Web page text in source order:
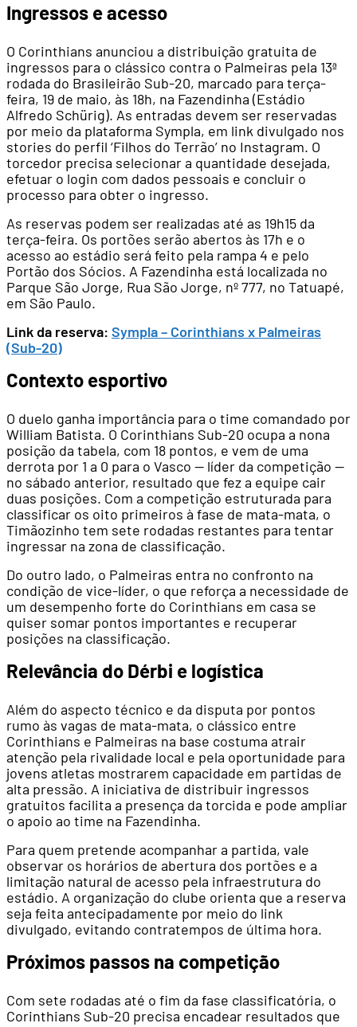
Ingressos e acesso
O Corinthians anunciou a distribuição gratuita de
ingressos para o clássico contra o Palmeiras pela 13ª
rodada do Brasileirão Sub-20, marcado para terça-
feira, 19 de maio, às 18h, na Fazendinha (Estádio
Alfredo Schürig). As entradas devem ser reservadas
por meio da plataforma Sympla, em link divulgado nos
stories do perfil ‘Filhos do Terrão’ no Instagram. O
torcedor precisa selecionar a quantidade desejada,
efetuar o login com dados pessoais e concluir o
processo para obter o ingresso.
As reservas podem ser realizadas até as 19h15 da
terça-feira. Os portões serão abertos às 17h e o
acesso ao estádio será feito pela rampa 4 e pelo
Portão dos Sócios. A Fazendinha está localizada no
Parque São Jorge, Rua São Jorge, nº 777, no Tatuapé,
em São Paulo.
Link da reserva: Sympla – Corinthians x Palmeiras
(Sub-20)
Contexto esportivo
O duelo ganha importância para o time comandado por
William Batista. O Corinthians Sub-20 ocupa a nona
posição da tabela, com 18 pontos, e vem de uma
derrota por 1 a 0 para o Vasco — líder da competição —
no sábado anterior, resultado que fez a equipe cair
duas posições. Com a competição estruturada para
classificar os oito primeiros à fase de mata-mata, o
Timãozinho tem sete rodadas restantes para tentar
ingressar na zona de classificação.
Do outro lado, o Palmeiras entra no confronto na
condição de vice-líder, o que reforça a necessidade de
um desempenho forte do Corinthians em casa se
quiser somar pontos importantes e recuperar
posições na classificação.
Relevância do Dérbi e logística
Além do aspecto técnico e da disputa por pontos
rumo às vagas de mata-mata, o clássico entre
Corinthians e Palmeiras na base costuma atrair
atenção pela rivalidade local e pela oportunidade para
jovens atletas mostrarem capacidade em partidas de
alta pressão. A iniciativa de distribuir ingressos
gratuitos facilita a presença da torcida e pode ampliar
o apoio ao time na Fazendinha.
Para quem pretende acompanhar a partida, vale
observar os horários de abertura dos portões e a
limitação natural de acesso pela infraestrutura do
estádio. A organização do clube orienta que a reserva
seja feita antecipadamente por meio do link
divulgado, evitando contratempos de última hora.
Próximos passos na competição
Com sete rodadas até o fim da fase classificatória, o
Corinthians Sub-20 precisa encadear resultados que